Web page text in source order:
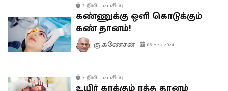
3 நிமிட வாசிப்பு
கண்ணுக்கு ஒளி கொடுக்கும்
கண் தானம்!
கு.கணேசன் 08 Sep 2024
5 நிமிட வாசிப்பு